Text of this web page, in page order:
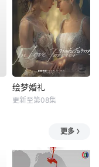
绘梦婚礼
更新至第08集
更多